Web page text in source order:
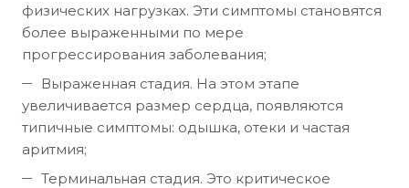
физических нагрузках. Эти симптомы становятся
более выраженными по мере
прогрессирования заболевания;
Выраженная стадия. На этом этапе
увеличивается размер сердца, появляются
типичные симптомы: одышка, отеки и частая
аритмия;
Терминальная стадия. Это критическое